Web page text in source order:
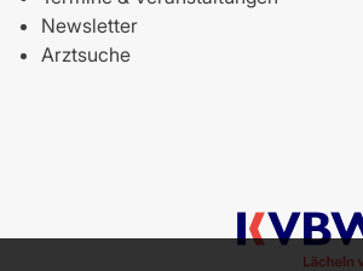
Newsletter
Arztsuche